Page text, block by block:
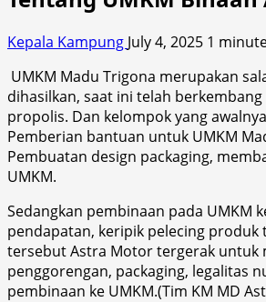
Kepala Kampung July 4, 2025 1
UMKM Madu Trigona merupakan
dihasilkan, saat ini telah
propolis. Dan kelompok yang
Pemberian bantuan untuk UMKM
Pembuatan design packaging,
UMKM.
Sedangkan pembinaan pada UMKM
pendapatan, keripik pelecing
tersebut Astra Motor tergerak untuk
penggorengan, packaging, legalitas
pembinaan ke UMKM.(Tim KM MD